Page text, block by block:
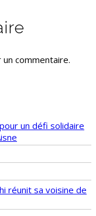
commentaire.
un défi solidaire
réunit sa voisine de